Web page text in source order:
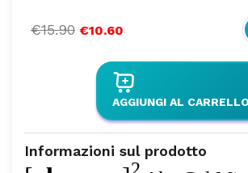
€15.90 €10.60
AGGIUNGI AL CARRELLO
Informazioni sul prodotto